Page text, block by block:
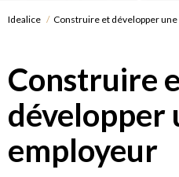
Idealice Construire et développer
Construire
développer
employeur